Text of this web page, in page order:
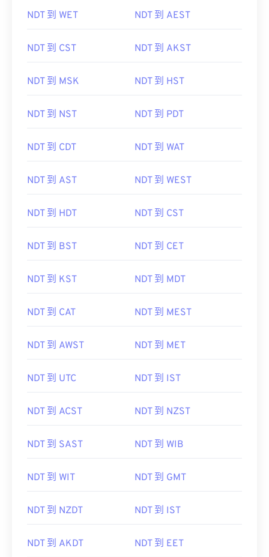
NDT 到 WET NDT 到 AEST
NDT 到 CST NDT 到 AKST
NDT 到 MSK NDT 到 HST
NDT 到 NST NDT 到 PDT
NDT 到 CDT NDT 到 WAT
NDT 到 AST NDT 到 WEST
NDT 到 HDT NDT 到 CST
NDT 到 BST NDT 到 CET
NDT 到 KST NDT 到 MDT
NDT 到 CAT NDT 到 MEST
NDT 到 AWST NDT 到 MET
NDT 到 UTC NDT 到 IST
NDT 到 ACST NDT 到 NZST
NDT 到 SAST NDT 到 WIB
NDT 到 WIT NDT 到 GMT
NDT 到 NZDT NDT 到 IST
NDT 到 AKDT NDT 到 EET